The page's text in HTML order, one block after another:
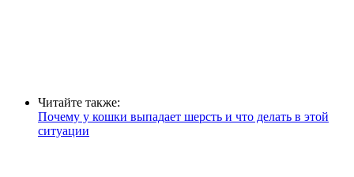
Читайте также:
Почему у кошки выпадает шерсть и что делать в этой
ситуации